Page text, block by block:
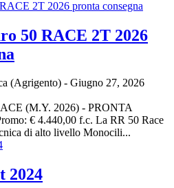
50 RACE 2T 2026
(Agrigento) - Giugno 27, 2026
(M.Y. 2026) - PRONTA
€ 4.440,00 f.c. La RR 50 Race
di alto livello Monocili...
2024